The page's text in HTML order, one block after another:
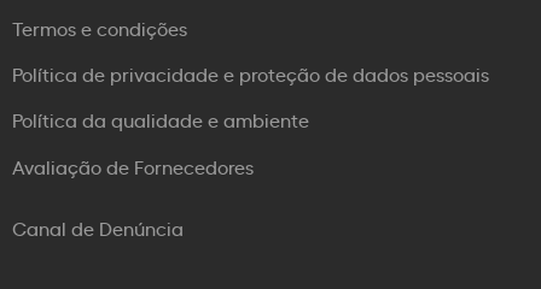
Termos e condições
Política de privacidade e proteção de dados pessoais
Política da qualidade e ambiente
Avaliação de Fornecedores
Canal de Denúncia